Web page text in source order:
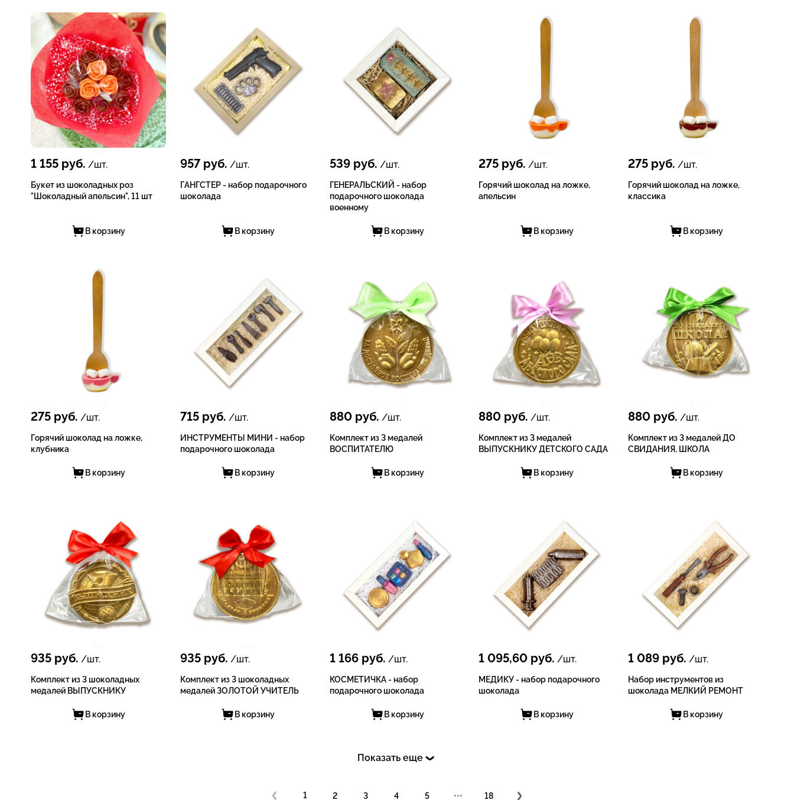
1 155 руб. /шт.
Букет из шоколадных роз
"Шоколадный апельсин", 11 шт
В корзину
957руб. /шт.
ГАНГСТЕР - набор подарочного
шоколада
В корзину
539руб. /шт.
ГЕНЕРАЛЬСКИЙ - набор
подарочного шоколада
военному
В корзину
275 руб. /шт.
Горячий шоколад на ложке,
апельсин
В корзину
275 руб. /шт.
Горячий шоколад на ложке,
классика
В корзину
275 руб. /шт.
Горячий шоколад на ложке,
клубника
В корзину
715руб. /шт.
ИНСТРУМЕНТЫ МИНИ - набор
подарочного шоколада
В корзину
880руб. /шт.
Комплект из 3 медалей
ВОСПИТАТЕЛЮ
В корзину
880 руб. /шт.
Комплект из 3 медалей
ВЫПУСКНИКУ ДЕТСКОГО САДА
В корзину
880 руб. /шт.
Комплект из 3 медалей ДО
СВИДАНИЯ, ШКОЛА
В корзину
935 руб. /шт.
Комплект из 3 шоколадных
медалей ВЫПУСКНИКУ
В корзину
935руб. /шт.
Комплект из 3 шоколадных
медалей ЗОЛОТОЙ УЧИТЕЛЬ
В корзину
1 166руб. /шт.
КОСМЕТИЧКА - набор
подарочного шоколада
В корзину
1 095,60 руб. /шт.
МЕДИКУ - набор подарочного
шоколада
В корзину
1 089 руб. /шт.
Набор инструментов из
шоколада МЕЛКИЙ РЕМОНТ
В корзину
Показать еще
1 2 3 4 5 ••• 18